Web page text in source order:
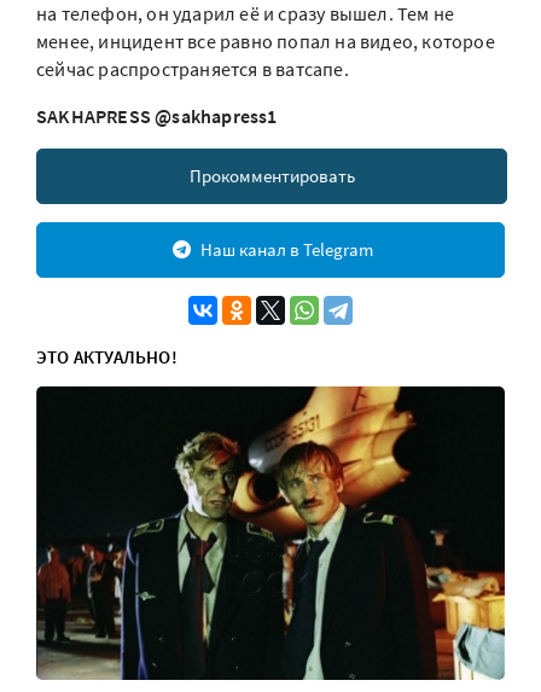
на телефон, он ударил её и сразу вышел. Тем не
менее, инцидент все равно попал на видео, которое
сейчас распространяется в ватсапе.
SAKHAPRESS @sakhapress1
Прокомментировать
Наш канал в Telegram
ЭТО АКТУАЛЬНО!